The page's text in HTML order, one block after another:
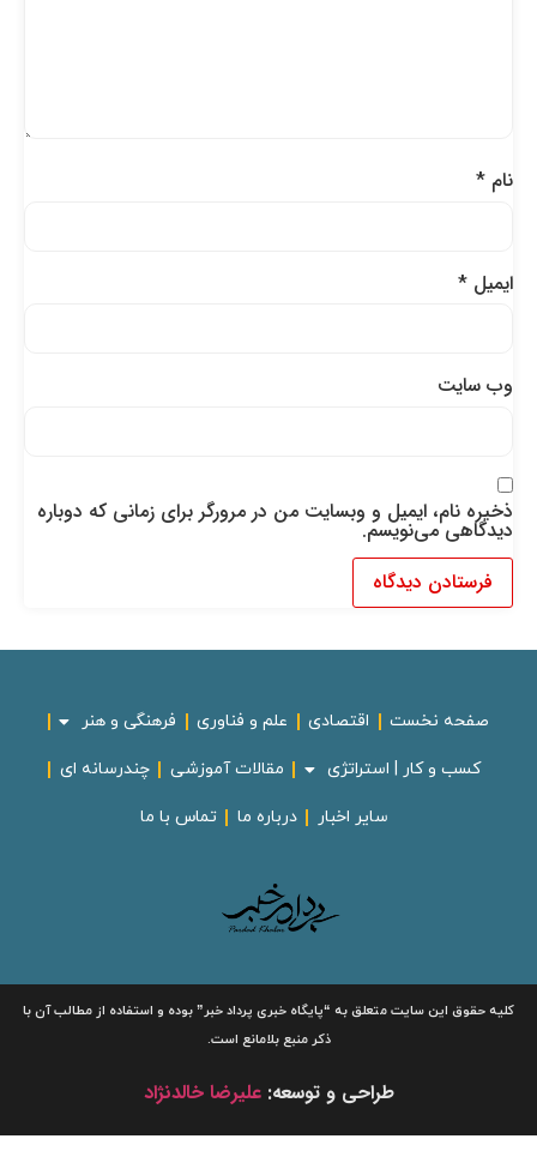
نام*
ایمیل*
وب‌ سایت
ذخیره نام، ایمیل و وبسایت من در مرورگر برای زمانی که دوباره
دیدگاهی می‌نویسم.
صفحه نخست اقتصادی علم و فناوری فرهنگی و هنر
کسب و کار | استراتژی مقالات آموزشی چندرسانه ای
سایر اخبار درباره ما تماس با ما
کلیه حقوق این سایت متعلق به“پایگاه خبریپرداد خبر”بوده و استفاده از مطالب آن با
ذکر منبع بلامانع است.
طراحی و توسعه:علیرضا خالدنژاد